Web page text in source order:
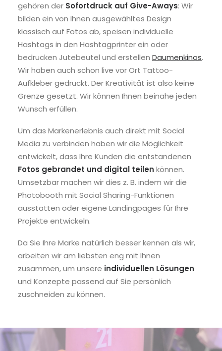
gehören der Sofortdruck auf Give-Aways: Wir
bilden ein von Ihnen ausgewähltes Design
klassisch auf Fotos ab, speisen individuelle
Hashtags in den Hashtagprinter ein oder
bedrucken Jutebeutel und erstellen Daumenkinos.
Wir haben auch schon live vor Ort Tattoo-
Aufkleber gedruckt. Der Kreativität ist also keine
Grenze gesetzt. Wir können Ihnen beinahe jeden
Wunsch erfüllen.
Um das Markenerlebnis auch direkt mit Social
Media zu verbinden haben wir die Möglichkeit
entwickelt, dass Ihre Kunden die entstandenen
Fotos gebrandet und digital teilen können.
Umsetzbar machen wir dies z. B. indem wir die
Photobooth mit Social Sharing-Funktionen
ausstatten oder eigene Landingpages für Ihre
Projekte entwickeln.
Da Sie Ihre Marke natürlich besser kennen als wir,
arbeiten wir am liebsten eng mit Ihnen
zusammen, um unsere individuellen Lösungen
und Konzepte passend auf Sie persönlich
zuschneiden zu können.